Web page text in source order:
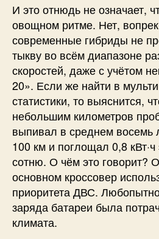
И это отнюдь не означает,
овощном ритме. Нет,
современные гибриды не
тыкву во всём диапазоне
скоростей, даже с учётом
20». Если же найти в
статистики, то выяснится,
небольшим километров
выпивал в среднем восемь
100 км и поглощал 0,8 кВт·ч
сотню. О чём это говорит?
основном кроссовер
приоритета ДВС.
заряда батареи была
климата.